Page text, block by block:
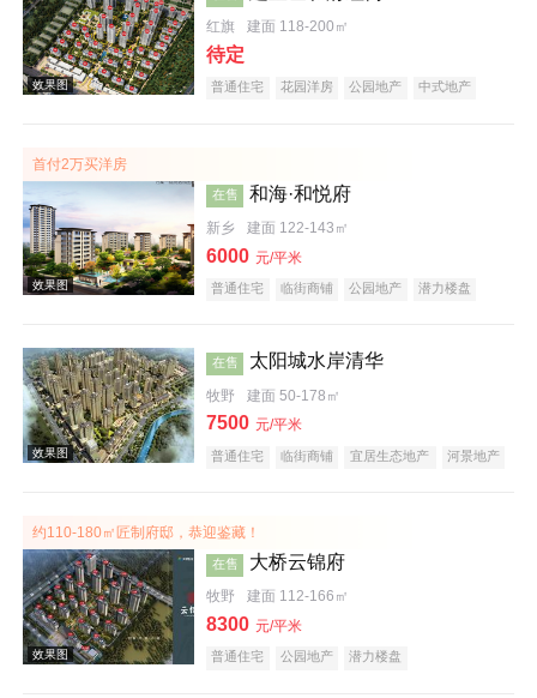
效果图
效果图
效果图
红旗 建面 118-200㎡
待定
普通住宅 花园洋房 公园地产
中式地产
首付2万买洋房
在售 和海·和悦府
新乡 建面 122-143㎡
6000 元/平米
普通住宅 临街商铺 公园地产
潜力楼盘
在售 太阳城水岸清华
牧野 建面 50-178㎡
7500 元/平米
普通住宅 临街商铺 宜居生态地产
河景地产
约110-180㎡匠制府邸，恭迎鉴藏！
在售 大桥云锦府
牧野 建面 112-166㎡
8300 元/平米
普通住宅 公园地产 潜力楼盘